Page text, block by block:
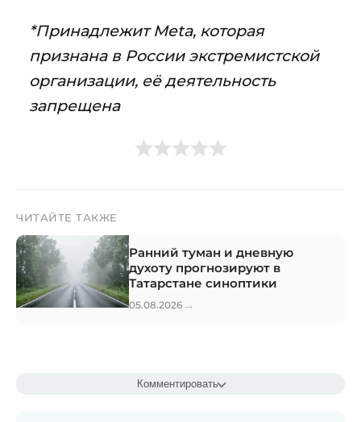
*Принадлежит Meta, которая
признана в России экстремистской
организации, её деятельность
запрещена
ЧИТАЙТЕ ТАКЖЕ
Ранний туман и дневную
духоту прогнозируют в
Татарстане синоптики
05.08.2026 →
Комментировать